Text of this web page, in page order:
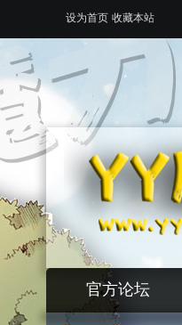
设为首页 收藏本站
官方论坛